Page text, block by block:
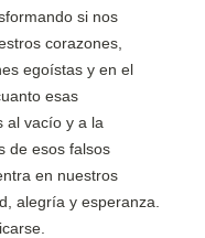
si nos
corazones,
egoístas y en el
esas
al vacío y a la
de esos falsos
en nuestros
alegría y esperanza.